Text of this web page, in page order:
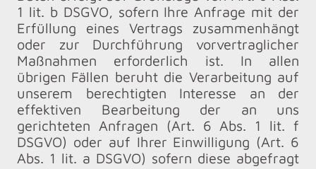
1 lit. b DSGVO, sofern Ihre Anfrage mit der
Erfüllung eines Vertrags zusammenhängt
oder zur Durchführung vorvertraglicher
Maßnahmen erforderlich ist. In allen
übrigen Fällen beruht die Verarbeitung auf
unserem berechtigten Interesse an der
effektiven Bearbeitung der an uns
gerichteten Anfragen (Art. 6 Abs. 1 lit. f
DSGVO) oder auf Ihrer Einwilligung (Art. 6
Abs. 1 lit. a DSGVO) sofern diese abgefragt